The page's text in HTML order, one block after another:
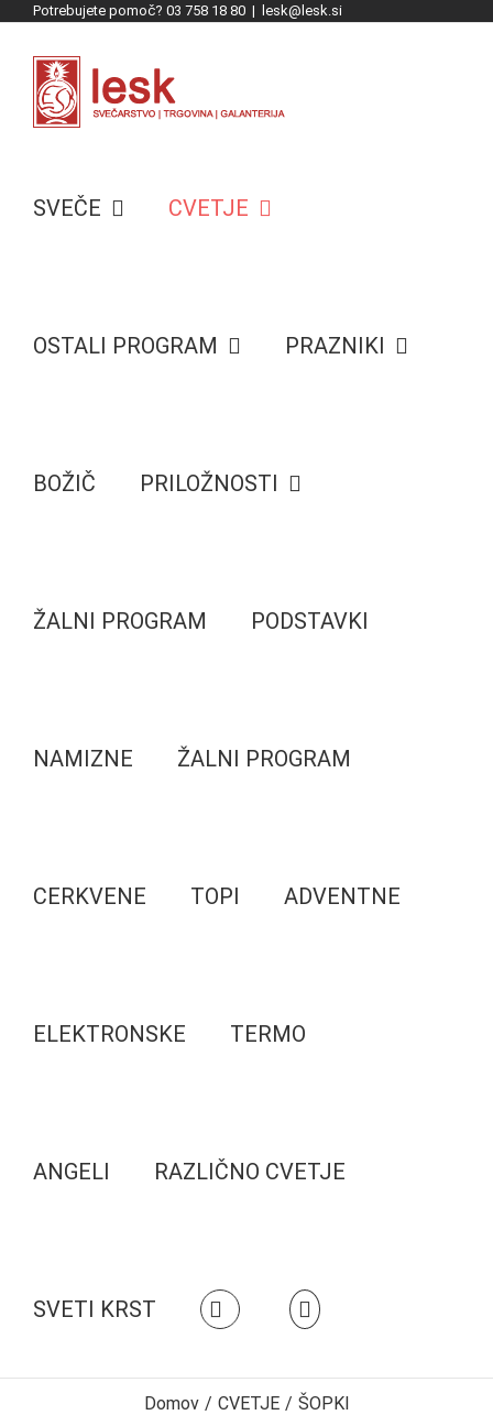
content
Potrebujete pomoč? 03 758 18 80 | lesk@lesk.si
SVEČE CVETJE
OSTALI PROGRAM PRAZNIKI
BOŽIČ PRILOŽNOSTI
ŽALNI PROGRAM PODSTAVKI
NAMIZNE ŽALNI PROGRAM
CERKVENE TOPI ADVENTNE
ELEKTRONSKE TERMO
ANGELI RAZLIČNO CVETJE
SVETI KRST
Domov / CVETJE / ŠOPKI